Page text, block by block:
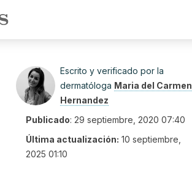
Escrito y verificado por la
dermatóloga Maria del Carmen
Hernandez
Publicado: 29 septiembre, 2020 07:40
Última actualización: 10 septiembre,
2025 01:10